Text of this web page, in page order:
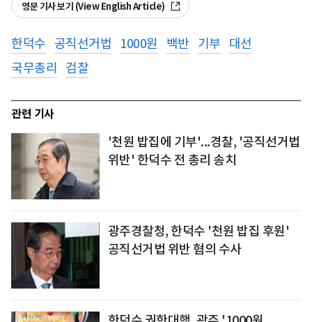
영문 기사 보기 (View English Article)
한덕수 공직선거법 1000원 백반 기부
대선
국무총리
검찰
관련 기사
'천원 밥집에 기부'...경찰, '공직선거법
위반' 한덕수 전 총리 송치
광주경찰청, 한덕수 '천원 밥집 후원'
공직선거법 위반 혐의 수사